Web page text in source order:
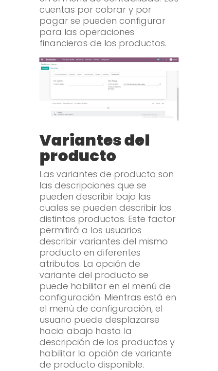
cuentas por cobrar y por
pagar se pueden configurar
para las operaciones
financieras de los productos.
Variantes del
producto
Las variantes de producto son
las descripciones que se
pueden describir bajo las
cuales se pueden describir los
distintos productos. Este factor
permitirá a los usuarios
describir variantes del mismo
producto en diferentes
atributos. La opción de
variante del producto se
puede habilitar en el menú de
configuración. Mientras está en
el menú de configuración, el
usuario puede desplazarse
hacia abajo hasta la
descripción de los productos y
habilitar la opción de variante
de producto disponible.